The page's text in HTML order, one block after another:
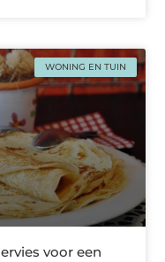
WONING EN TUIN
voor een